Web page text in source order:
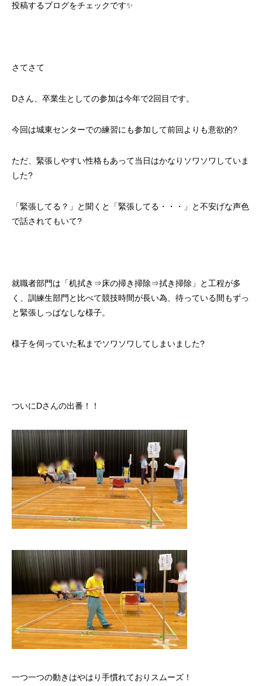
投稿するブログをチェックです✨
さてさて
Dさん、卒業生としての参加は今年で2回目です。
今回は城東センターでの練習にも参加して前回よりも意欲的?
ただ、緊張しやすい性格もあって当日はかなりソワソワしていま
した?
「緊張してる？」と聞くと「緊張してる・・・」と不安げな声色
で話されてもいて?
就職者部門は「机拭き⇒床の掃き掃除⇒拭き掃除」と工程が多
く、訓練生部門と比べて競技時間が長い為、待っている間もずっ
と緊張しっぱなしな様子。
様子を伺っていた私までソワソワしてしまいました?
ついにDさんの出番！！
一つ一つの動きはやはり手慣れておりスムーズ！